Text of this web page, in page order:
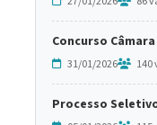
Concurso
31/01/2026 140
Processo